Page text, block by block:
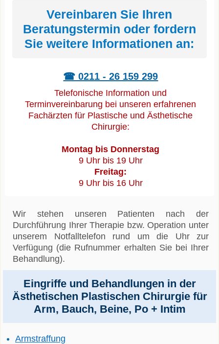
Vereinbaren Sie Ihren
Beratungstermin oder fordern
Sie weitere Informationen an:
☎ 0211 - 26 159 299
Telefonische Information und
Terminvereinbarung bei unseren erfahrenen
Fachärzten für Plastische und Ästhetische
Chirurgie:
Montag bis Donnerstag
9 Uhr bis 19 Uhr
Freitag:
9 Uhr bis 16 Uhr
Wir stehen unseren Patienten nach der
Durchführung Ihrer Therapie bzw. Operation unter
unserem Notfalltelefon rund um die Uhr zur
Verfügung (die Rufnummer erhalten Sie bei Ihrer
Behandlung).
Eingriffe und Behandlungen in der
Ästhetischen Plastischen Chirurgie für
Arm, Bauch, Beine, Po + Intim
Armstraffung